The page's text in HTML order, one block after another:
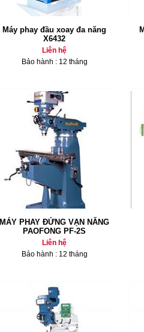
Máy phay đầu xoay đa năng
X6432
Liên hệ
Bảo hành : 12 tháng
MÁY PHAY ĐỨNG VẠN NĂNG
PAOFONG PF-2S
Liên hệ
Bảo hành : 12 tháng